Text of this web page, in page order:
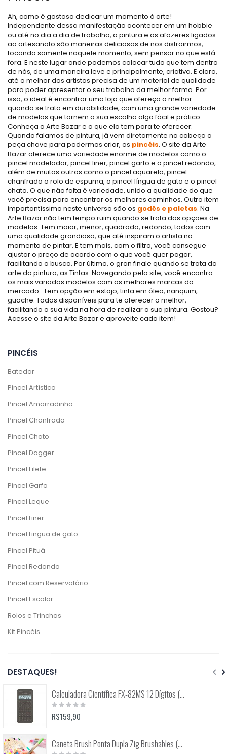
Ah, como é gostoso dedicar um momento à arte!
Independente dessa manifestação acontecer em um hobbie
ou até no dia a dia de trabalho, a pintura e os afazeres ligados
ao artesanato são maneiras deliciosas de nos distrairmos,
focando somente naquele momento, sem pensar no que está
fora. E neste lugar onde podemos colocar tudo que tem dentro
de nós, de uma maneira leve e principalmente, criativa. E claro,
até o melhor dos artistas precisa de um material de qualidade
para poder apresentar o seu trabalho da melhor forma. Por
isso, o ideal é encontrar uma loja que ofereça o melhor
quando se trata em durabilidade, com uma grande variedade
de modelos que tornem a sua escolha algo fácil e prático.
Conheça a Arte Bazar e o que ela tem para te oferecer:
Quando falamos de pintura, já vem diretamente na cabeça a
peça chave para podermos criar, os pincéis. O site da Arte
Bazar oferece uma variedade enorme de modelos como o
pincel modelador, pincel liner, pincel garfo e o pincel redondo,
além de muitos outros como o pincel aquarela, pincel
chanfrado o rolo de espuma, o pincel língua de gato e o pincel
chato. O que não falta é variedade, unido a qualidade do que
você precisa para encontrar os melhores caminhos. Outro item
importantíssimo neste universo são os godês e paletas. Na
Arte Bazar não tem tempo ruim quando se trata das opções de
modelos. Tem maior, menor, quadrado, redondo, todos com
uma qualidade grandiosa, que até inspiram o artista no
momento de pintar. E tem mais, com o filtro, você consegue
ajustar o preço de acordo com o que você quer pagar,
facilitando a busca. Por último, o gran finale quando se trata da
arte da pintura, as Tintas. Navegando pelo site, você encontra
os mais variados modelos com as melhores marcas do
mercado. Tem opção em estojo, tinta em óleo, nanquim,
guache. Todas disponíveis para te oferecer o melhor,
facilitando a sua vida na hora de realizar a sua pintura. Gostou?
Acesse o site da Arte Bazar e aproveite cada item!
PINCÉIS
Batedor
Pincel Artístico
Pincel Amarradinho
Pincel Chanfrado
Pincel Chato
Pincel Dagger
Pincel Filete
Pincel Garfo
Pincel Leque
Pincel Liner
Pincel Lingua de gato
Pincel Pituá
Pincel Redondo
Pincel com Reservatório
Pincel Escolar
Rolos e Trinchas
Kit Pincéis
DESTAQUES!
Calculadora Científica FX-82MS 12 Dígitos (Casio)
Rating:
0%
R$159,90
Caneta Brush Ponta Dupla Zig Brushables (Kuretake)